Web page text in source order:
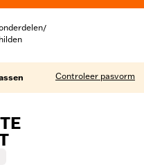
/
Controleer pasvorm